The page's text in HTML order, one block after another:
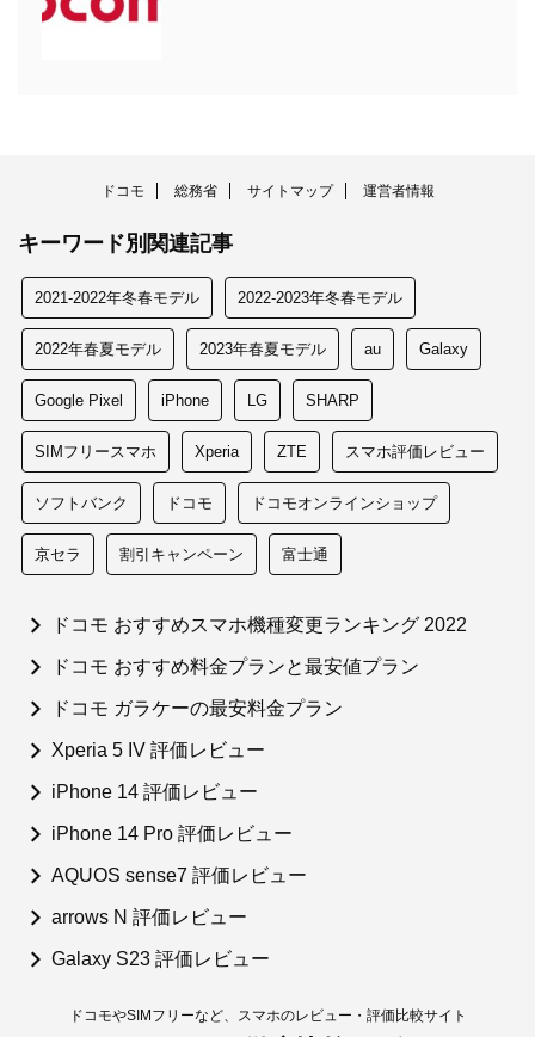
ドコモ 総務省 サイトマップ 運営者情報
キーワード別関連記事
2021-2022年冬春モデル 2022-2023年冬春モデル
2022年春夏モデル 2023年春夏モデル au Galaxy
Google Pixel iPhone LG SHARP
SIMフリースマホ Xperia ZTE スマホ評価レビュー
ソフトバンク ドコモ ドコモオンラインショップ
京セラ 割引キャンペーン 富士通
ドコモ おすすめスマホ機種変更ランキング 2022
ドコモ おすすめ料金プランと最安値プラン
ドコモ ガラケーの最安料金プラン
Xperia 5 IV 評価レビュー
iPhone 14 評価レビュー
iPhone 14 Pro 評価レビュー
AQUOS sense7 評価レビュー
arrows N 評価レビュー
Galaxy S23 評価レビュー
ドコモやSIMフリーなど、スマホのレビュー・評価比較サイト